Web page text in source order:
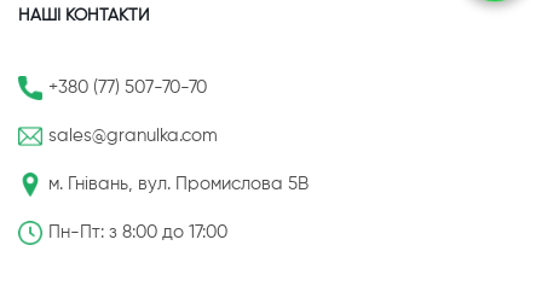
НАШІ КОНТАКТИ
+380 (77) 507-70-70
sales@granulka.com
м. Гнівань, вул. Промислова 5В
Пн-Пт: з 8:00 до 17:00